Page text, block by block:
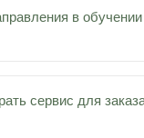
в
сервис для